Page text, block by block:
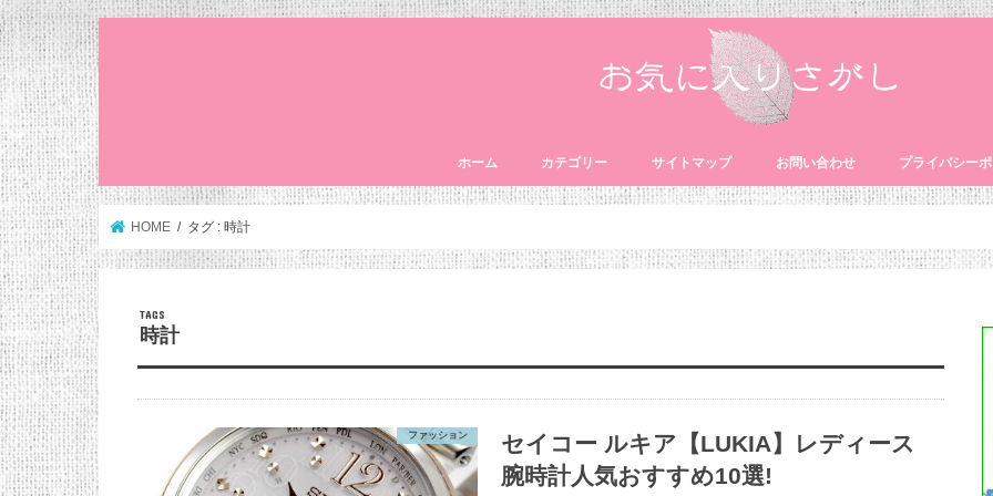
ホーム カテゴリー
ファッション
家電
靴
プレゼント・ギフト
日用品・雑貨
健康グッズ
便利グッズ・サービス
サイトマップ お問い合わせ プライバシー
HOME タグ : 時計
時計
ファッション
セイコー ルキア【LUKIA】レディース
腕時計人気おすすめ10選!